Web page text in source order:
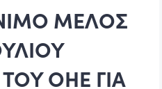
ΜΕΛΟΣ
ΟΗΕ ΓΙΑ